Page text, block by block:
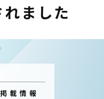
ました